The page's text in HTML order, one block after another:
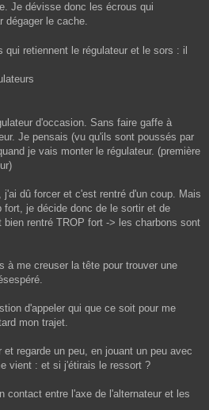
Je dévisse donc les écrous qui
dégager le cache.
retiennent le régulateur et le sors : il
d'occasion. Sans faire gaffe à
Je pensais (vu qu'ils sont poussés par
je vais monter le régulateur. (première
dû forcer et c'est rentré d'un coup. Mais
je décide donc de le sortir et de
bien rentré TROP fort -> les charbons sont
à me creuser la tête pour trouver une
d'appeler qui que ce soit pour me
mon trajet.
regarde un peu, en jouant un peu avec
vient : et si j'étirais le ressort ?
contact entre l'axe de l'alternateur et les